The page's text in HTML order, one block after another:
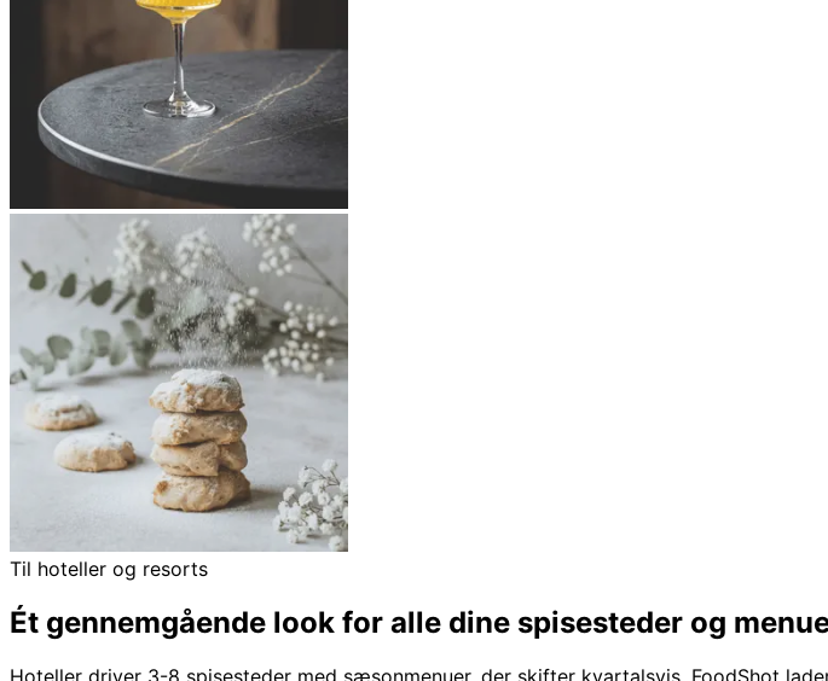
Til hoteller og resorts
Ét gennemgående look for alle dine spisesteder og
Hoteller driver 3-8 spisesteder med sæsonmenuer, der skifter kvartalsvis. FoodShot